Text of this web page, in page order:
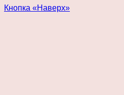
Кнопка «Наверх»